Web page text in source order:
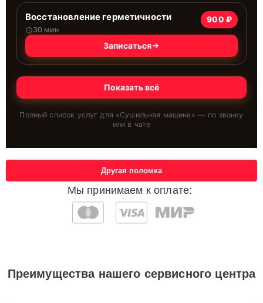
Восстановление герметичности
30 мин
900 ₽
Записаться
Показать всё
Полный список услуг для «Сушильная машина » — по звонку
или в чате
Мы принимаем к оплате:
Другая поломка
Преимущества нашего сервисного центра